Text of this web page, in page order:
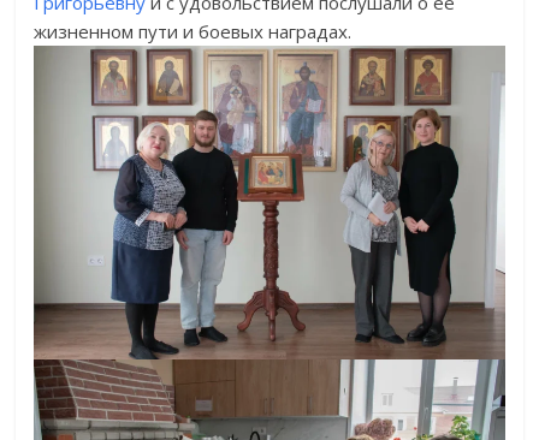
жизненном пути и боевых наградах.